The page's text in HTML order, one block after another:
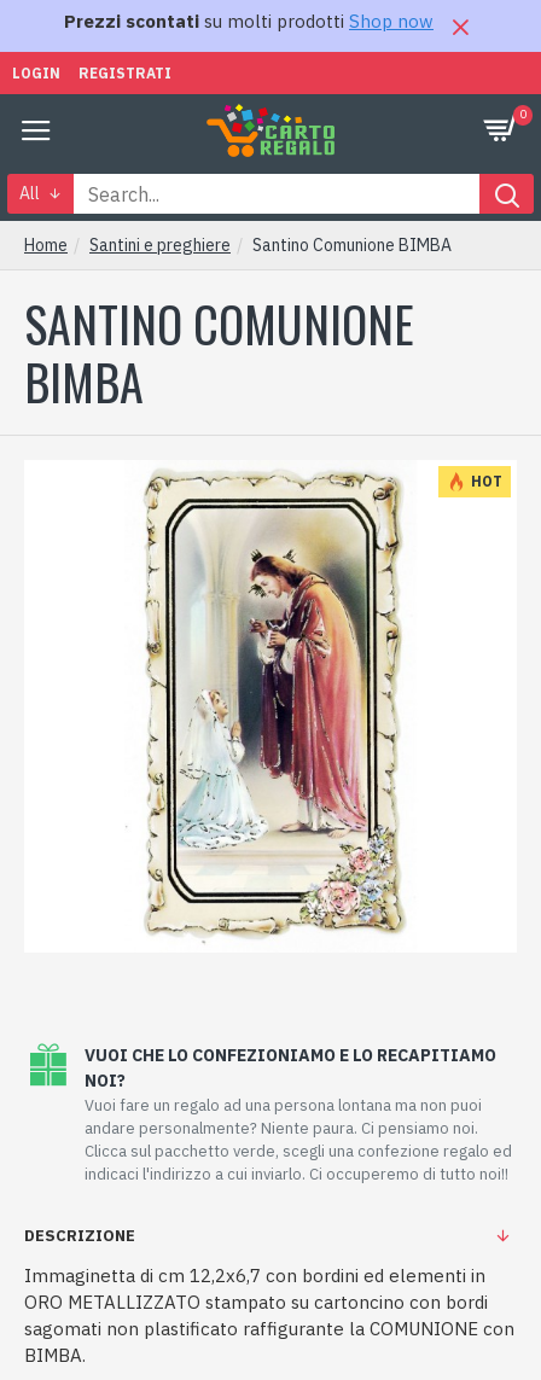
Prezzi scontati su molti prodotti Shop now
LOGIN REGISTRATI
0
All
Home Santini e preghiere Santino Comunione BIMBA
SANTINO COMUNIONE
BIMBA
HOT
VUOI CHE LO CONFEZIONIAMO E LO RECAPITIAMO
NOI?
Vuoi fare un regalo ad una persona lontana ma non puoi
andare personalmente? Niente paura. Ci pensiamo noi.
Clicca sul pacchetto verde, scegli una confezione regalo ed
indicaci l'indirizzo a cui inviarlo. Ci occuperemo di tutto noi!!
DESCRIZIONE
Immaginetta di cm 12,2x6,7 con bordini ed elementi in
ORO METALLIZZATO stampato su cartoncino con bordi
sagomati non plastificato raffigurante la COMUNIONE con
BIMBA.